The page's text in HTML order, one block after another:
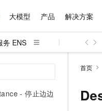
大模型 产品 解决方案
务 ENS
公网组网下的
除组网信息
- 启动边边
- 停止边边
首页
千问
精选产品
精选解
普惠上云
产品定价
了解云产
云上成
精选商城
多端小程
成为销
咨询伙伴
售前咨询
为什么
技术领先